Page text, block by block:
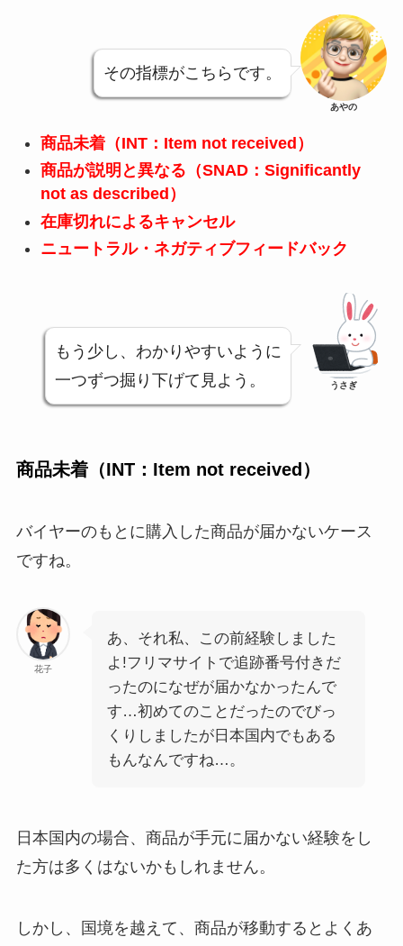
その指標がこちらです。
あやの
商品未着（INT：Item not received）
商品が説明と異なる（SNAD：Significantly
not as described）
在庫切れによるキャンセル
ニュートラル・ネガティブフィードバック
もう少し、わかりやすいように
一つずつ掘り下げて見よう。
うさぎ
商品未着（INT：Item not received）
バイヤーのもとに購入した商品が届かないケース
ですね。
花子
あ、それ私、この前経験しました
よ!フリマサイトで追跡番号付きだ
ったのになぜが届かなかったんで
す…初めてのことだったのでびっ
くりしましたが日本国内でもある
もんなんですね…。
日本国内の場合、商品が手元に届かない経験をし
た方は多くはないかもしれません。
しかし、国境を越えて、商品が移動するとよくあ